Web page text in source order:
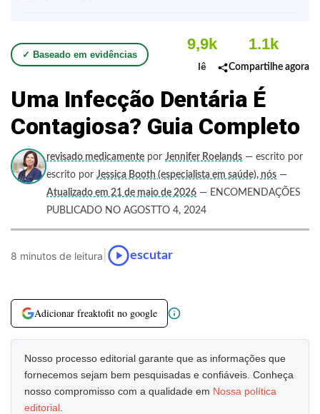
✓ Baseado em evidências
9,9k
lê
1.1k
Compartilhe agora
Uma Infecção Dentária É
Contagiosa? Guia Completo
revisado medicamente por Jennifer Roelands — escrito por
escrito por Jessica Booth (especialista em saúde), nós —
Atualizado em 21 de maio de 2026 — ENCOMENDAÇÕES
PUBLICADO NO AGOSTTO 4, 2024
8 minutos de leitura escutar
Adicionar freaktofit no google
Nosso processo editorial garante que as informações que
fornecemos sejam bem pesquisadas e confiáveis. Conheça
nosso compromisso com a qualidade em Nossa política
editorial